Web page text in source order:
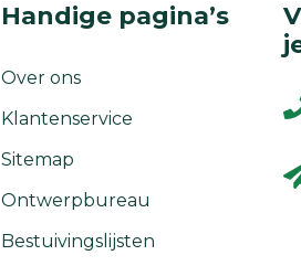
Handige pagina’s
Over ons
Klantenservice
Sitemap
Ontwerpbureau
Bestuivingslijsten